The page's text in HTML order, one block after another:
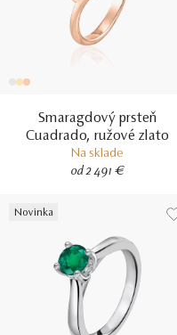
Smaragdový prsteň
Cuadrado, ružové zlato
Na sklade
od 2 491 €
Novinka